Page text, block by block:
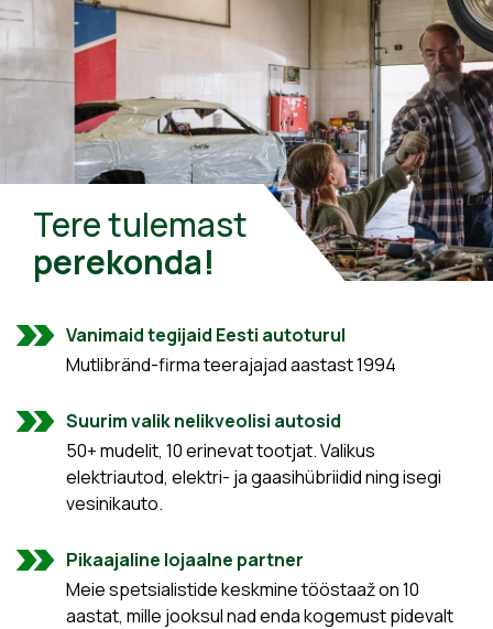
Tere tulemast
perekonda!
Vanimaid tegijaid Eesti autoturul
Mutlibränd-firma teerajajad aastast 1994
Suurim valik nelikveolisi autosid
50+ mudelit, 10 erinevat tootjat. Valikus
elektriautod, elektri- ja gaasihübriidid ning isegi
vesinikauto.
Pikaajaline lojaalne partner
Meie spetsialistide keskmine tööstaaž on 10
aastat, mille jooksul nad enda kogemust pidevalt